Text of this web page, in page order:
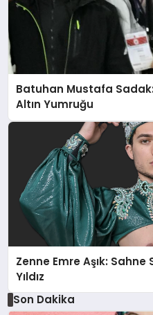
Batuhan Mustafa
Altın Yumruğu
Zenne Emre Aşık:
Yıldız
Son Dakika